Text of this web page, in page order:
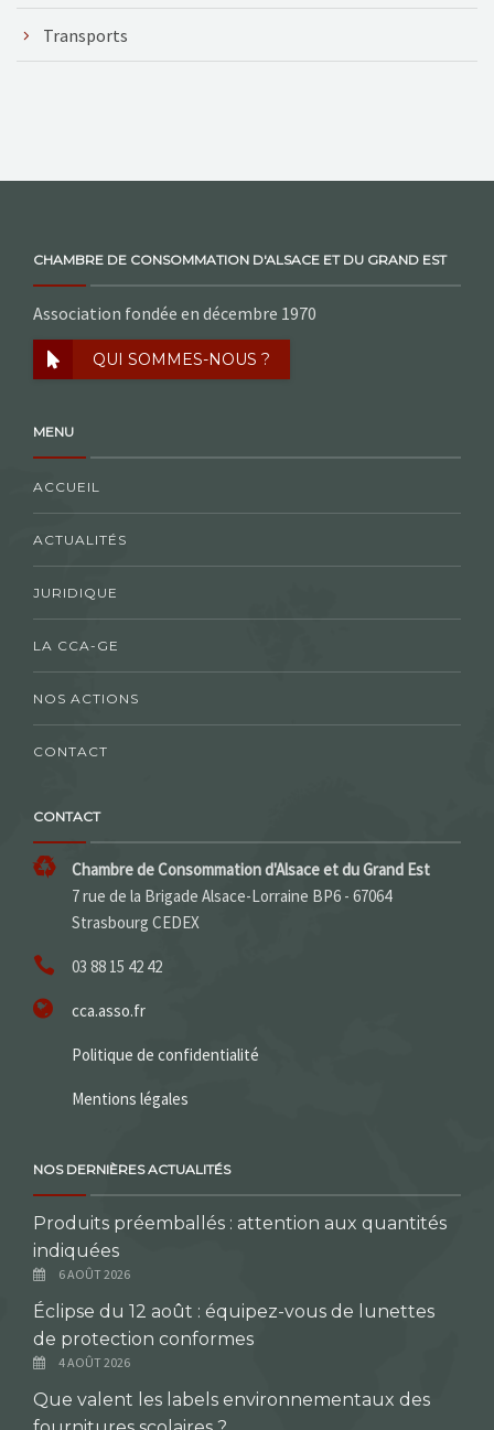
Transports
CHAMBRE DE CONSOMMATION D'ALSACE ET DU GRAND EST
Association fondée en décembre 1970
QUI SOMMES-NOUS ?
MENU
ACCUEIL
ACTUALITÉS
JURIDIQUE
LA CCA-GE
NOS ACTIONS
CONTACT
CONTACT
Chambre de Consommation d'Alsace et du Grand Est
7 rue de la Brigade Alsace-Lorraine BP6 - 67064
Strasbourg CEDEX
03 88 15 42 42
cca.asso.fr
Politique de confidentialité
Mentions légales
NOS DERNIÈRES ACTUALITÉS
Produits préemballés : attention aux quantités
indiquées
6 AOÛT 2026
Éclipse du 12 août : équipez-vous de lunettes
de protection conformes
4 AOÛT 2026
Que valent les labels environnementaux des